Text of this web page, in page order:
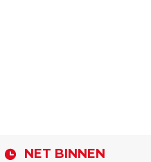
NET BINNEN